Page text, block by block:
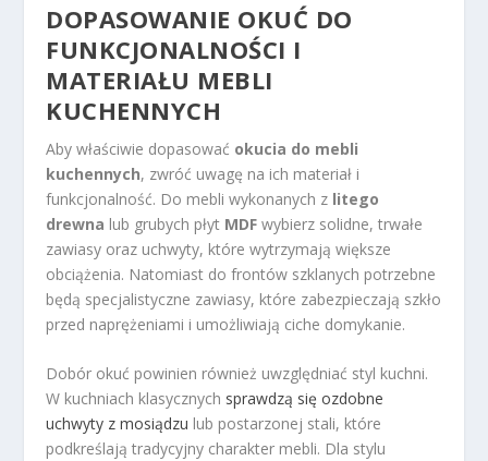
DOPASOWANIE OKUĆ DO
FUNKCJONALNOŚCI I
MATERIAŁU MEBLI
KUCHENNYCH
Aby właściwie dopasować okucia do mebli
kuchennych, zwróć uwagę na ich materiał i
funkcjonalność. Do mebli wykonanych z litego
drewna lub grubych płyt MDF wybierz solidne, trwałe
zawiasy oraz uchwyty, które wytrzymają większe
obciążenia. Natomiast do frontów szklanych potrzebne
będą specjalistyczne zawiasy, które zabezpieczają szkło
przed naprężeniami i umożliwiają ciche domykanie.
Dobór okuć powinien również uwzględniać styl kuchni.
W kuchniach klasycznych sprawdzą się ozdobne
uchwyty z mosiądzu lub postarzonej stali, które
podkreślają tradycyjny charakter mebli. Dla stylu